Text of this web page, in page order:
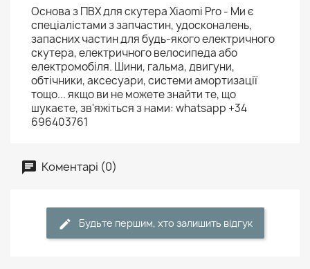
Основа з ПВХ для скутера Xiaomi Pro - Ми є
спеціалістами з запчастин, удосконалень,
запасних частин для будь-якого електричного
скутера, електричного велосипеда або
електромобіля. Шини, гальма, двигуни,
обтічники, аксесуари, системи амортизації
тощо... якщо ви не можете знайти те, що
шукаєте, зв'яжіться з нами: whatsapp +34
696403761
Коментарі (0)
Будьте першим, хто залишить відгук